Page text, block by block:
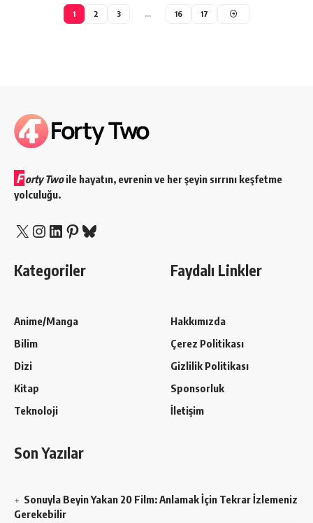
1 2 3 … 16 17
F orty Twoile hayatın, evrenin ve her şeyin sırrını keşfetme
yolculuğu.
X Instagram
LinkedIn
Pinterest
Bluesky
Kategoriler
Anime/Manga
Bilim
Dizi
Kitap
Teknoloji
Faydalı Linkler
Hakkımızda
Çerez Politikası
Gizlilik Politikası
Sponsorluk
İletişim
Son Yazılar
Sonuyla Beyin Yakan 20 Film: Anlamak İçin Tekrar İzlemeniz
Gerekebilir